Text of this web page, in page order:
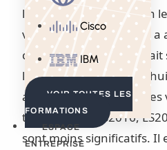
Cisco
IBM
VOIR TOUTES LES
FORMATIONS
ESPACE
ENTREPRISE
langage Javascript selon
version 6 (ES6 / ES2015)
changement car elle était
la version ES5.
amenés par les dernières
tous les ans : ES2016,
sont moins significatifs. Il